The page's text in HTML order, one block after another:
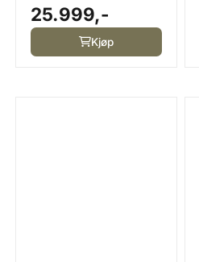
Saddle
25.999,-
Kjøp